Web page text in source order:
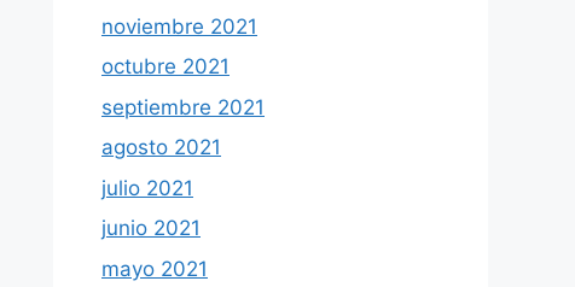
noviembre 2021
octubre 2021
septiembre 2021
agosto 2021
julio 2021
junio 2021
mayo 2021